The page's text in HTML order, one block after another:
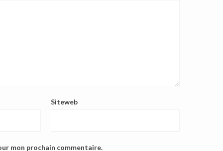
Siteweb
mon prochain commentaire.